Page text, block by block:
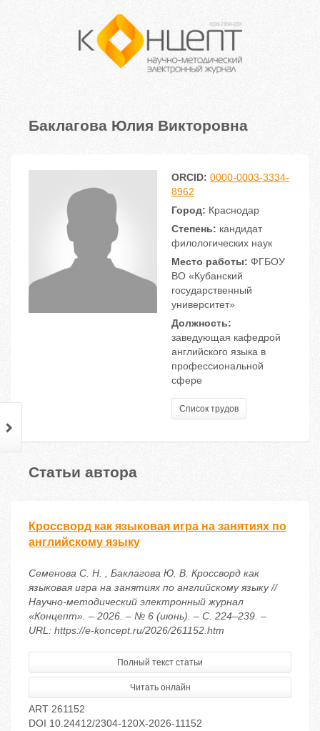
Баклагова Юлия Викторовна
ORCID: 0000-0003-3334-
8962
Город: Краснодар
Степень: кандидат
филологических наук
Место работы: ФГБОУ
ВО «Кубанский
государственный
университет»
Должность:
заведующая кафедрой
английского языка в
профессиональной
сфере
Список трудов
Статьи автора
Кроссворд как языковая игра на занятиях по
английскому языку
Семенова С. Н. , Баклагова Ю. В. Кроссворд как
языковая игра на занятиях по английскому языку //
Научно-методический электронный журнал
«Концепт». – 2026. – № 6 (июнь). – С. 224–239. –
URL: https://e-koncept.ru/2026/261152.htm
Полный текст статьи
Читать онлайн
ART 261152
DOI 10.24412/2304-120X-2026-11152